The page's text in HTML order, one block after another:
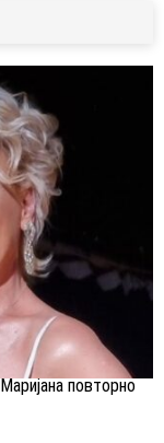
повторно